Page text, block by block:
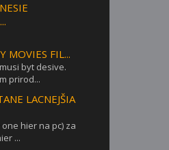
MOVIES FIL...
byt desive.
prirod...
LACNEJŠIA
hier na pc) za
...